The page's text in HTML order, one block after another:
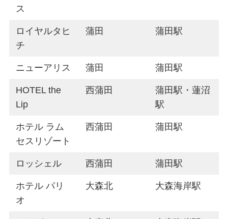
ス
ロイヤルタヒ
チ
蒲田 蒲田駅
ニューアリス 蒲田 蒲田駅
HOTEL the
Lip
西蒲田
蒲田駅・蓮沼
駅
ホテル ラム
セスリゾート
西蒲田 蒲田駅
ロッシェル 西蒲田 蒲田駅
ホテル パリ
オ
大森北 大森海岸駅